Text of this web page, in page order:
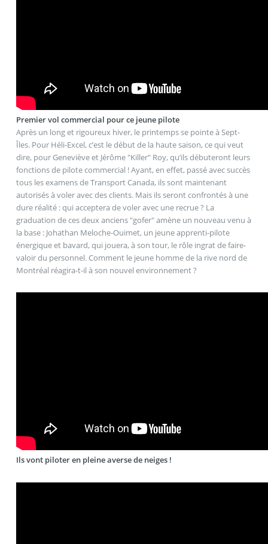
Premier vol commercial pour ce jeune pilote
Après un long et rigoureux hiver, le printemps se pointe à Sept-
Îles. Pour Héli-Excel, c’est le début de la haute saison, ce qui veut
dire, pour Geneviève et Jérôme "Killer" Roy, qu’ils débuteront leurs
fonctions de pilote commercial ! Ayant, en effet, passé avec succès
tous les examens de Transport Canada, ils sont maintenant
autorisés à voler avec des clients. Mais ils seront confrontés à une
dure réalité : qui acceptera de voler avec une recrue ? La
graduation de ces deux anciens "gofer" amène un nouveau venu à
la base : Johathan Meloche-Ouimet, un jeune apprenti-pilote
énergique et bavard, qui jouera, à son tour, le rôle ingrat de faire-
valoir du personnel. Comment le jeune homme de la rive nord de
Montréal réagira-t-il à son nouvel environnement ?
Ils vont piloter en pleine averse de neiges !